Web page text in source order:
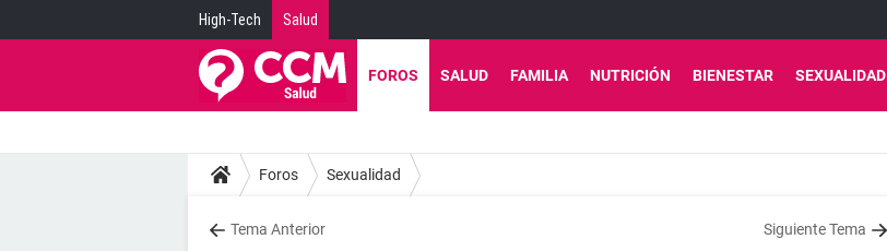
High-Tech Salud
FOROS SALUD FAMILIA NUTRICIÓN BIENESTAR SEXUALIDAD
Foros Sexualidad
Tema Anterior Siguiente Tema